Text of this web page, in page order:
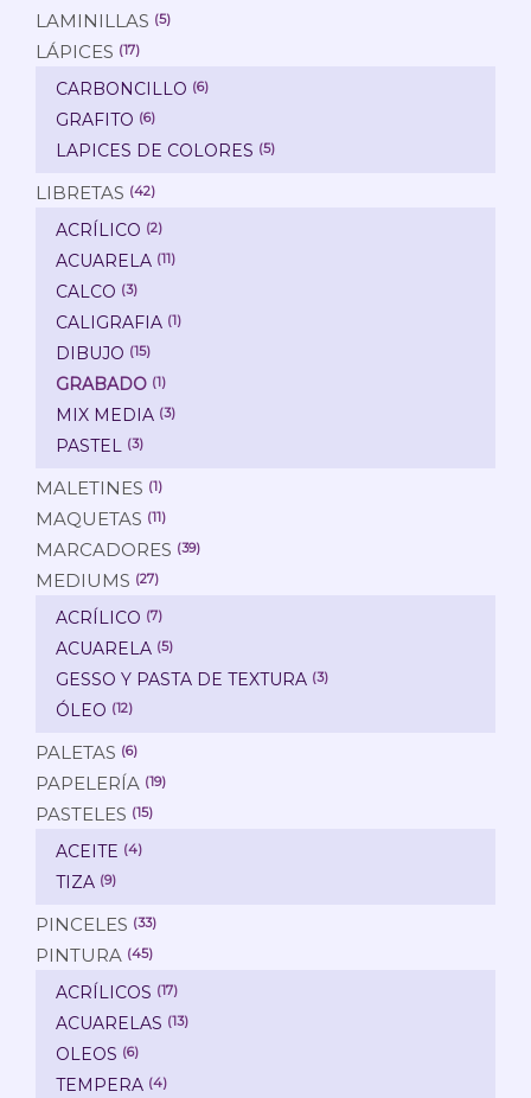
LAMINILLAS (5)
LÁPICES (17)
CARBONCILLO (6)
GRAFITO (6)
LAPICES DE COLORES (5)
LIBRETAS (42)
ACRÍLICO (2)
ACUARELA (11)
CALCO (3)
CALIGRAFIA (1)
DIBUJO (15)
GRABADO (1)
MIX MEDIA (3)
PASTEL (3)
MALETINES (1)
MAQUETAS (11)
MARCADORES (39)
MEDIUMS (27)
ACRÍLICO (7)
ACUARELA (5)
GESSO Y PASTA DE TEXTURA (3)
ÓLEO (12)
PALETAS (6)
PAPELERÍA (19)
PASTELES (15)
ACEITE (4)
TIZA (9)
PINCELES (33)
PINTURA (45)
ACRÍLICOS (17)
ACUARELAS (13)
OLEOS (6)
TEMPERA (4)